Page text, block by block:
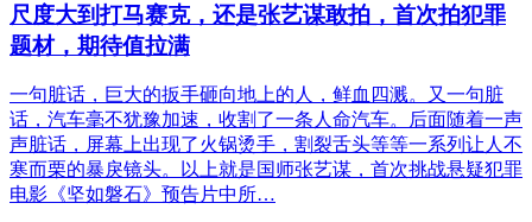
尺度大到打马赛克，还是张艺谋敢拍，首次拍犯罪
题材，期待值拉满
一句脏话，巨大的扳手砸向地上的人，鲜血四溅。又一句脏
话，汽车毫不犹豫加速，收割了一条人命汽车。后面随着一声
声脏话，屏幕上出现了火锅烫手，割裂舌头等等一系列让人不
寒而栗的暴戾镜头。以上就是国师张艺谋，首次挑战悬疑犯罪
电影《坚如磐石》预告片中所…